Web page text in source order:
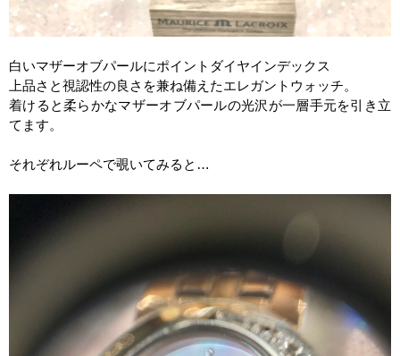
白いマザーオブパールにポイントダイヤインデックス
上品さと視認性の良さを兼ね備えたエレガントウォッチ。
着けると柔らかなマザーオブパールの光沢が一層手元を引き立
てます。
それぞれルーペで覗いてみると …